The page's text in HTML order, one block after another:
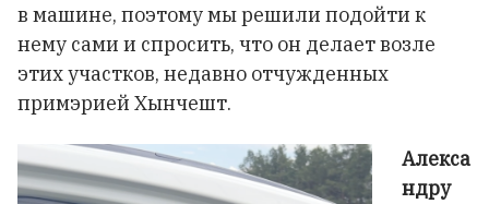
в машине, поэтому мы решили подойти к
нему сами и спросить, что он делает возле
этих участков, недавно отчужденных
примэрией Хынчешт.
Алекса
ндру